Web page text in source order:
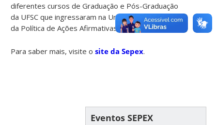
diferentes cursos de Graduação e Pós-Graduação
da UFSC que ingressaram na Universidade através
da Política de Ações Afirmativas.
Para saber mais, visite osite da Sepex.
Eventos SEPEX